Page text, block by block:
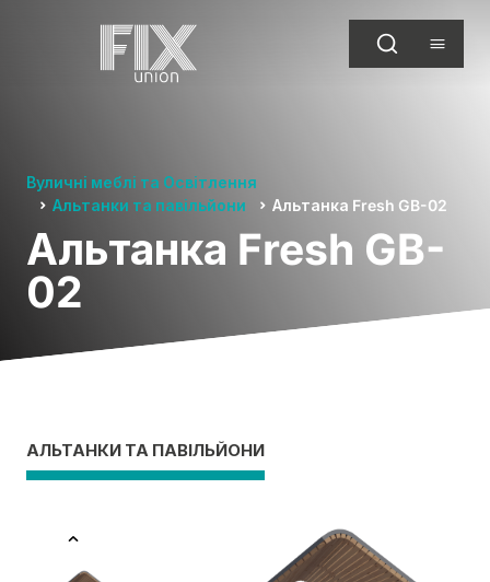
Вуличні меблі та Освітлення
Альтанки та павільйони
Альтанка Fresh GB-02
Альтанка Fresh GB-
02
АЛЬТАНКИ ТА ПАВІЛЬЙОНИ